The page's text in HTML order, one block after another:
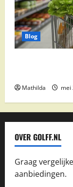
Blog
Mathilda mei
OVER GOLFF.NL
Graag
aanbiedingen.